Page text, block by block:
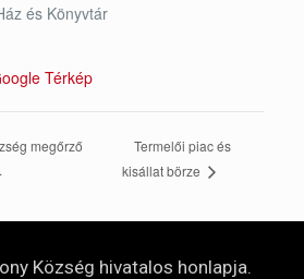
és Könyvtár
Térkép
megőrző
Termelői piac és
kisállat börze
Község hivatalos honlapja.